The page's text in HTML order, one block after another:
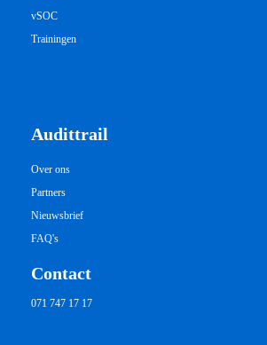
vSOC
Trainingen
Audittrail
Over ons
Partners
Nieuwsbrief
FAQ's
Contact
071 747 17 17